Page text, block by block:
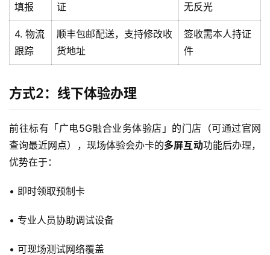
填报
证
无反光
4. 物流
跟踪
顺丰包邮配送，支持修改收
货地址
签收需本人持证
件
方式2：线下体验办理
前往标有「广电5G融合业务体验店」的门店（可通过官网
查询最近网点），现场体验会办卡的多屏互动功能后办理，
优势在于：
• 即时领取预制卡
• 专业人员协助调试设备
• 可现场测试网络覆盖